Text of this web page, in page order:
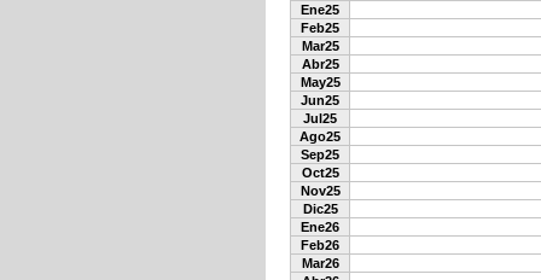
Ene25
Feb25
Mar25
Abr25
May25
Jun25
Jul25
Ago25
Sep25
Oct25
Nov25
Dic25
Ene26
Feb26
Mar26